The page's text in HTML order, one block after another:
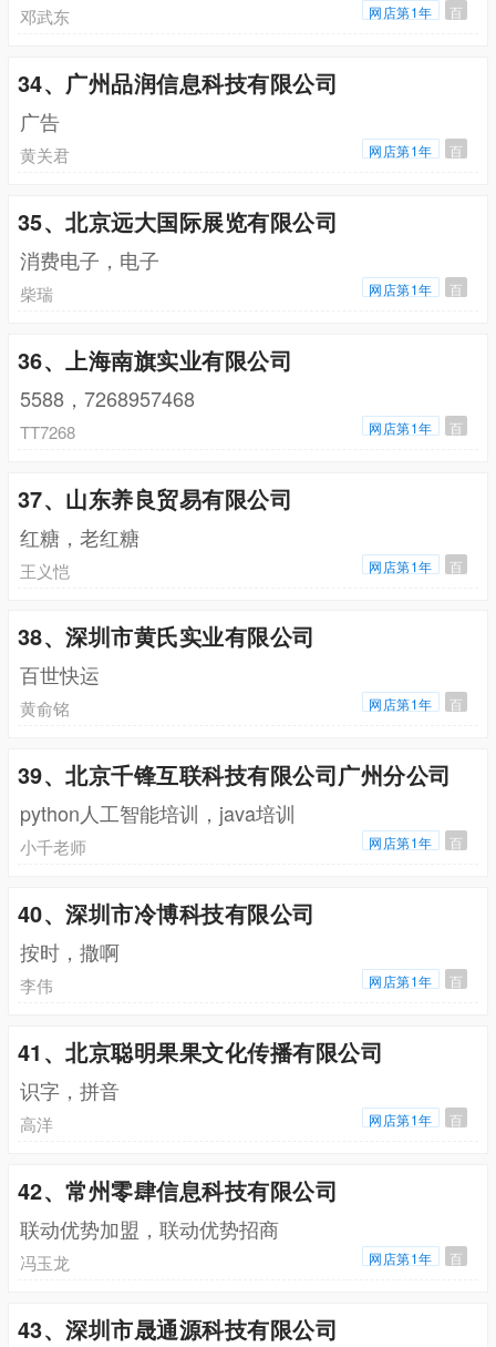
邓武东 网店第1年 百
34、广州品润信息科技有限公司
广告
黄关君 网店第1年 百
35、北京远大国际展览有限公司
消费电子，电子
柴瑞 网店第1年 百
36、上海南旗实业有限公司
5588，7268957468
TT7268 网店第1年 百
37、山东养良贸易有限公司
红糖，老红糖
王义恺 网店第1年 百
38、深圳市黄氏实业有限公司
百世快运
黄俞铭 网店第1年 百
39、北京千锋互联科技有限公司广州分公司
python人工智能培训，java培训
小千老师 网店第1年 百
40、深圳市冷博科技有限公司
按时，撒啊
李伟 网店第1年 百
41、北京聪明果果文化传播有限公司
识字，拼音
高洋 网店第1年 百
42、常州零肆信息科技有限公司
联动优势加盟，联动优势招商
冯玉龙 网店第1年 百
43、深圳市晟通源科技有限公司